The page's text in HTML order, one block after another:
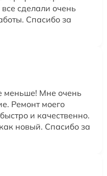
сделали очень
Спасибо за
меньше! Мне очень
Ремонт моего
и качественно.
новый. Спасибо за